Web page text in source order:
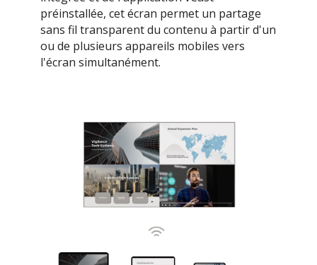
préinstallée, cet écran permet un partage
sans fil transparent du contenu à partir d'un
ou de plusieurs appareils mobiles vers
l'écran simultanément.